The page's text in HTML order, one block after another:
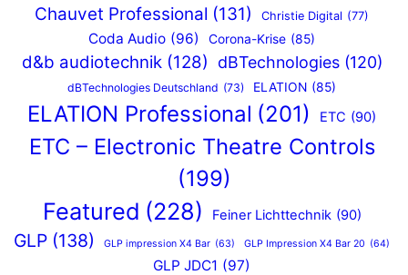
Chauvet Professional (131) Christie Digital (77)
Coda Audio (96) Corona-Krise (85)
d&b audiotechnik (128) dBTechnologies (120)
dBTechnologies Deutschland (73) ELATION (85)
ELATION Professional (201) ETC (90)
ETC – Electronic Theatre Controls
(199)
Featured (228) Feiner Lichttechnik (90)
GLP (138) GLP impression X4 Bar (63) GLP Impression X4 Bar 20 (64)
GLP JDC1 (97)